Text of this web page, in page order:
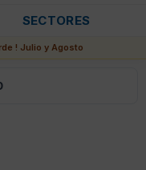
SECTORES
! Julio y Agosto